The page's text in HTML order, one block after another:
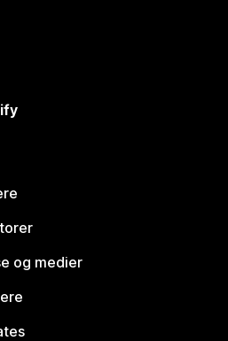
og medier